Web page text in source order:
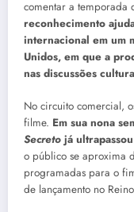
comentar a temporada
reconhecimento
internacional em um
Unidos, em que a
nas discussões
No circuito comercial,
filme. Em sua nona
Secreto já
o público se aproxima
programadas para o
de lançamento no